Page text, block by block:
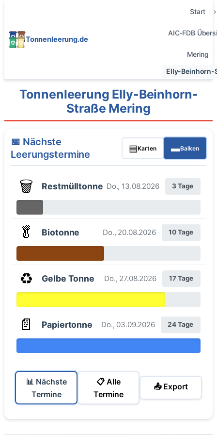
Tonnenleerung.de
Start
AIC-FDB
Mering
Elly-Beinhorn-
Tonnenleerung Elly-Beinhorn-
Straße Mering
📅 Nächste
Leerungstermine
▤Karten ▬Balken
🗑️ Restmülltonne Do., 13.08.2026 3 Tage
🥬 Biotonne Do., 20.08.2026 10 Tage
♻️ Gelbe Tonne Do., 27.08.2026 17 Tage
📄 Papiertonne Do., 03.09.2026 24 Tage
📊 Nächste
Termine
📋 Alle
Termine
📤 Export